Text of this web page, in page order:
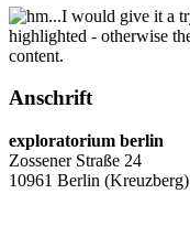
Anschrift
exploratorium berlin
Zossener Straße 24
10961 Berlin (Kreuzberg)